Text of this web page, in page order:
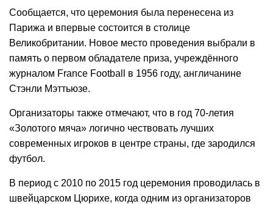
Сообщается, что церемония была перенесена из
Парижа и впервые состоится в столице
Великобритании. Новое место проведения выбрали в
память о первом обладателе приза, учреждённого
журналом France Football в 1956 году, англичанине
Стэнли Мэттьюзе.
Организаторы также отмечают, что в год 70-летия
«Золотого мяча» логично чествовать лучших
современных игроков в центре страны, где зародился
футбол.
В период с 2010 по 2015 год церемония проводилась в
швейцарском Цюрихе, когда одним из организаторов